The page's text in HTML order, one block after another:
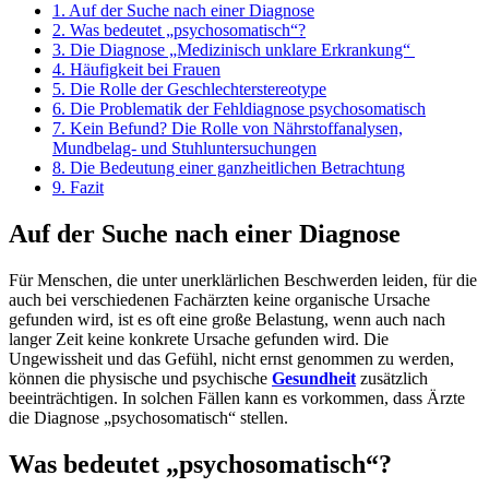
1. Auf der Suche nach einer Diagnose
2. Was bedeutet „psychosomatisch“?
3. Die Diagnose „Medizinisch unklare Erkrankung“
4. Häufigkeit bei Frauen
5. Die Rolle der Geschlechterstereotype
6. Die Problematik der Fehldiagnose psychosomatisch
7. Kein Befund? Die Rolle von Nährstoffanalysen,
Mundbelag- und Stuhluntersuchungen
8. Die Bedeutung einer ganzheitlichen Betrachtung
9. Fazit
Auf der Suche nach einer Diagnose
Für Menschen, die unter unerklärlichen Beschwerden leiden, für die
auch bei verschiedenen Fachärzten keine organische Ursache
gefunden wird, ist es oft eine große Belastung, wenn auch nach
langer Zeit keine konkrete Ursache gefunden wird. Die
Ungewissheit und das Gefühl, nicht ernst genommen zu werden,
können die physische und psychische Gesundheit zusätzlich
beeinträchtigen. In solchen Fällen kann es vorkommen, dass Ärzte
die Diagnose „psychosomatisch“ stellen.
Was bedeutet „psychosomatisch“?